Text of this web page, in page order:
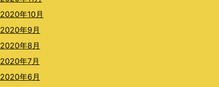
2020年10月
2020年9月
2020年8月
2020年7月
2020年6月